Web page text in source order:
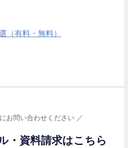
（有料・無料）
お問い合わせください ／
・資料請求はこちら